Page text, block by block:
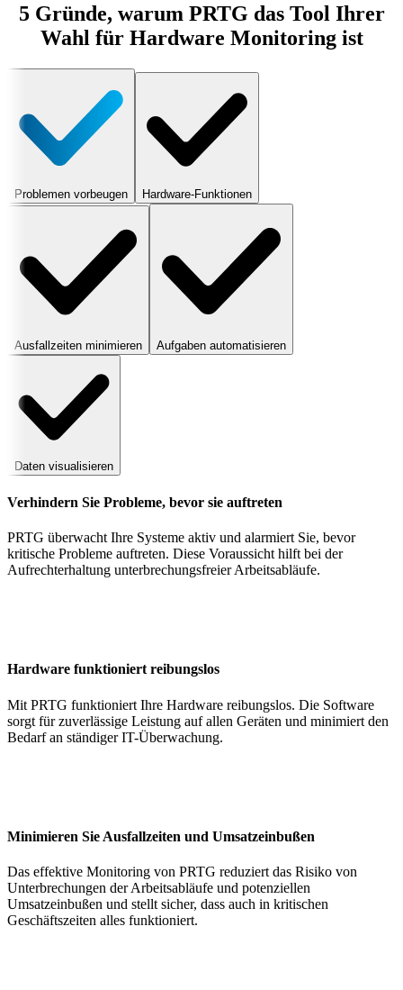
5 Gründe, warum PRTG das Tool Ihrer
Wahl für Hardware Monitoring ist
Problemen vorbeugen Hardware-Funktionen
Ausfallzeiten minimieren Aufgaben automatisieren
Daten visualisieren
Verhindern Sie Probleme, bevor sie auftreten
PRTG überwacht Ihre Systeme aktiv und alarmiert Sie, bevor
kritische Probleme auftreten. Diese Voraussicht hilft bei der
Aufrechterhaltung unterbrechungsfreier Arbeitsabläufe.
Hardware funktioniert reibungslos
Mit PRTG funktioniert Ihre Hardware reibungslos. Die Software
sorgt für zuverlässige Leistung auf allen Geräten und minimiert den
Bedarf an ständiger IT-Überwachung.
Minimieren Sie Ausfallzeiten und Umsatzeinbußen
Das effektive Monitoring von PRTG reduziert das Risiko von
Unterbrechungen der Arbeitsabläufe und potenziellen
Umsatzeinbußen und stellt sicher, dass auch in kritischen
Geschäftszeiten alles funktioniert.